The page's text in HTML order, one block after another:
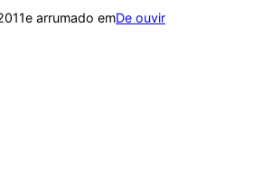
e arrumado emDe ouvir